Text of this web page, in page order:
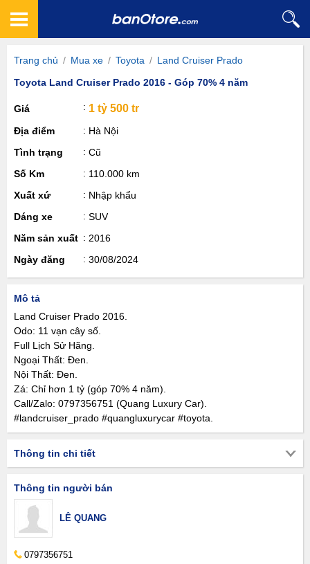
Trang chủ / Mua xe / Toyota / Land Cruiser Prado
Toyota Land Cruiser Prado 2016 - Góp 70% 4 năm
Giá 1 tỷ 500 tr
Địa điểm
Hà Nội
Tình trạng
Cũ
Số Km
110.000 km
Xuất xứ
Nhập khẩu
Dáng xe
SUV
Năm sản xuất
2016
Ngày đăng
30/08/2024
Mô tả
Land Cruiser Prado 2016.
Odo: 11 vạn cây số.
Full Lịch Sử Hãng.
Ngoại Thất: Đen.
Nội Thất: Đen.
Zá: Chỉ hơn 1 tỷ (góp 70% 4 năm).
Call/Zalo: 0797356751 (Quang Luxury Car).
#landcruiser_prado #quangluxurycar #toyota.
Thông tin chi tiết
Thông tin người bán
LÊ QUANG
0797356751